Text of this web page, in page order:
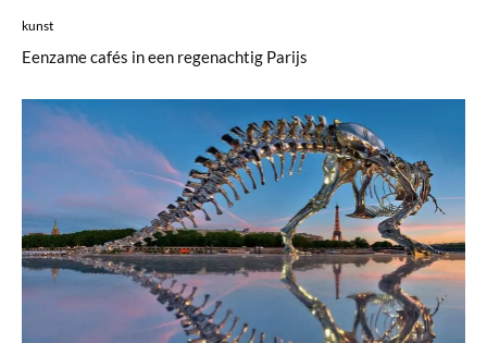
kunst
Eenzame cafés in een regenachtig Parijs